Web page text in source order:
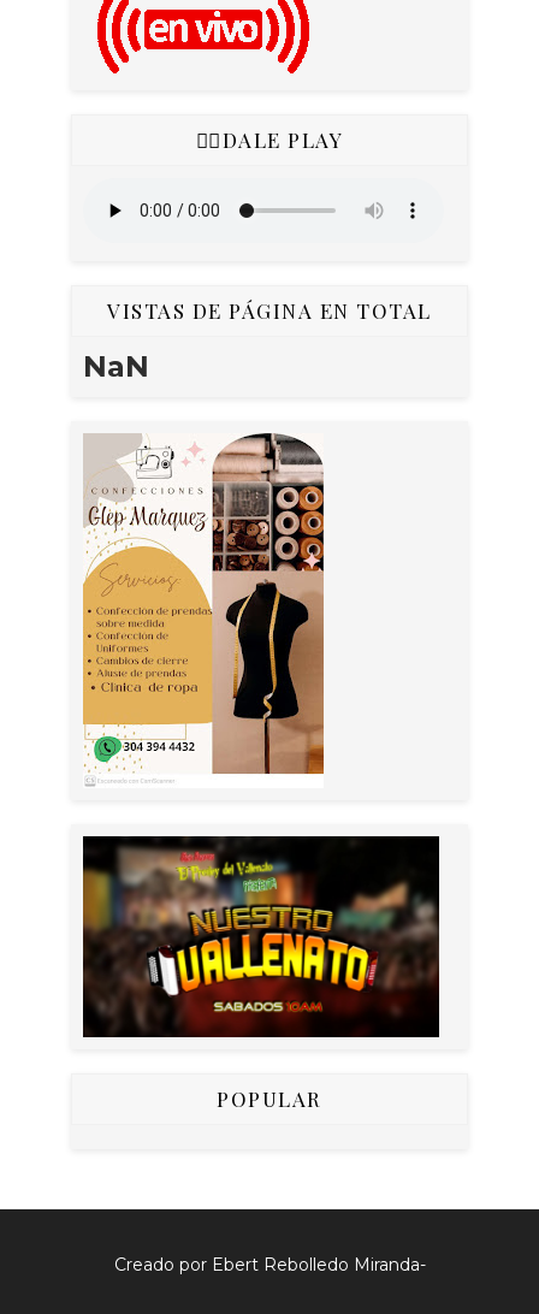
👇🏻DALE PLAY
VISTAS DE PÁGINA EN TOTAL
NaN
POPULAR
Creado por Ebert Rebolledo Miranda-